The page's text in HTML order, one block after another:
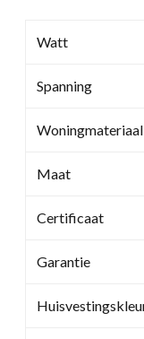
Watt
Spanning
Woningmateriaal
Maat
Certificaat
Garantie